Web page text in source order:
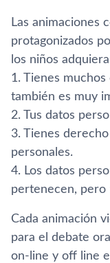
Las animaciones
protagonizados
los niños
1. Tienes
también es muy
2. Tus datos
3. Tienes
personales.
4. Los datos
pertenecen, pero
Cada animación
para el debate
on-line y off line